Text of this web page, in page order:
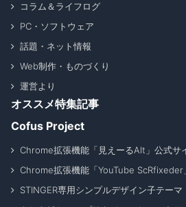
コラム＆ライフログ
PC・ソフトウェア
話題・ネット情報
Web制作・ものづくり
運営より
オススメ特集記事
Cofus Project
Chrome拡張機能「見えーるAlt」公式サ
Chrome拡張機能「YouTube ScRfixeder
STINGER専用シンプルデザイン子テーマ